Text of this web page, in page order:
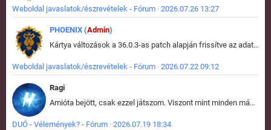
Weboldal javaslatok/észrevételek - Fórum · 2026.07.26 13:27
PHOENIX (Admin)
Kártya változások a 36.0.3-as patch alapján frissítve az adatbázisban (képek is cserélve).
Weboldal javaslatok/észrevételek - Fórum · 2026.07.22 09:12
Ragi
Amióta bejött, csak ezzel játszom. Viszont mint minden más - akár az alapjáték is, ez is baromira összetett lett. Néha már pár kör után is esélytelen az egész. Vagy irreállisan túltápol valaki, vagy lelép a partner, vagy csak hülye mint a segg. És amikor eljönne az én időm, na akkor jön el mindenki másé is. Engem jobban érdekelne, hogy ki milyen ratingen szokott játszani. Na ez lenne egy érdekes adat.
DUÓ - Vélemények? - Fórum · 2026.07.19 18:34